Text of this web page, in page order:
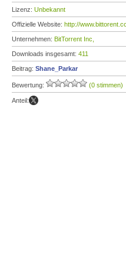
Lizenz: Unbekannt
Offizielle Website: http://
Unternehmen: BitTorrent Inc,
Downloads insgesamt: 411
Beitrag: Shane_Parkar
Bewertung: (0 stimmen)
Anteil: